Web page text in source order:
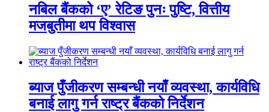
नबिल बैंकको ‘ए’ रेटिङ पुनः पुष्टि, वित्तीय
मजबुतीमा थप विश्वास
ब्याज पुँजीकरण सम्बन्धी नयाँ व्यवस्था, कार्यविधि
बनाई लागु गर्न राष्ट्र बैंकको निर्देशन